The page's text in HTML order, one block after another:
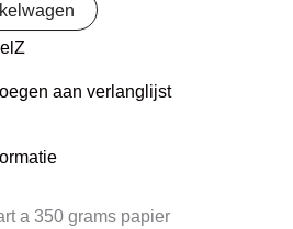
aan verlanglijst
a 350 grams papier